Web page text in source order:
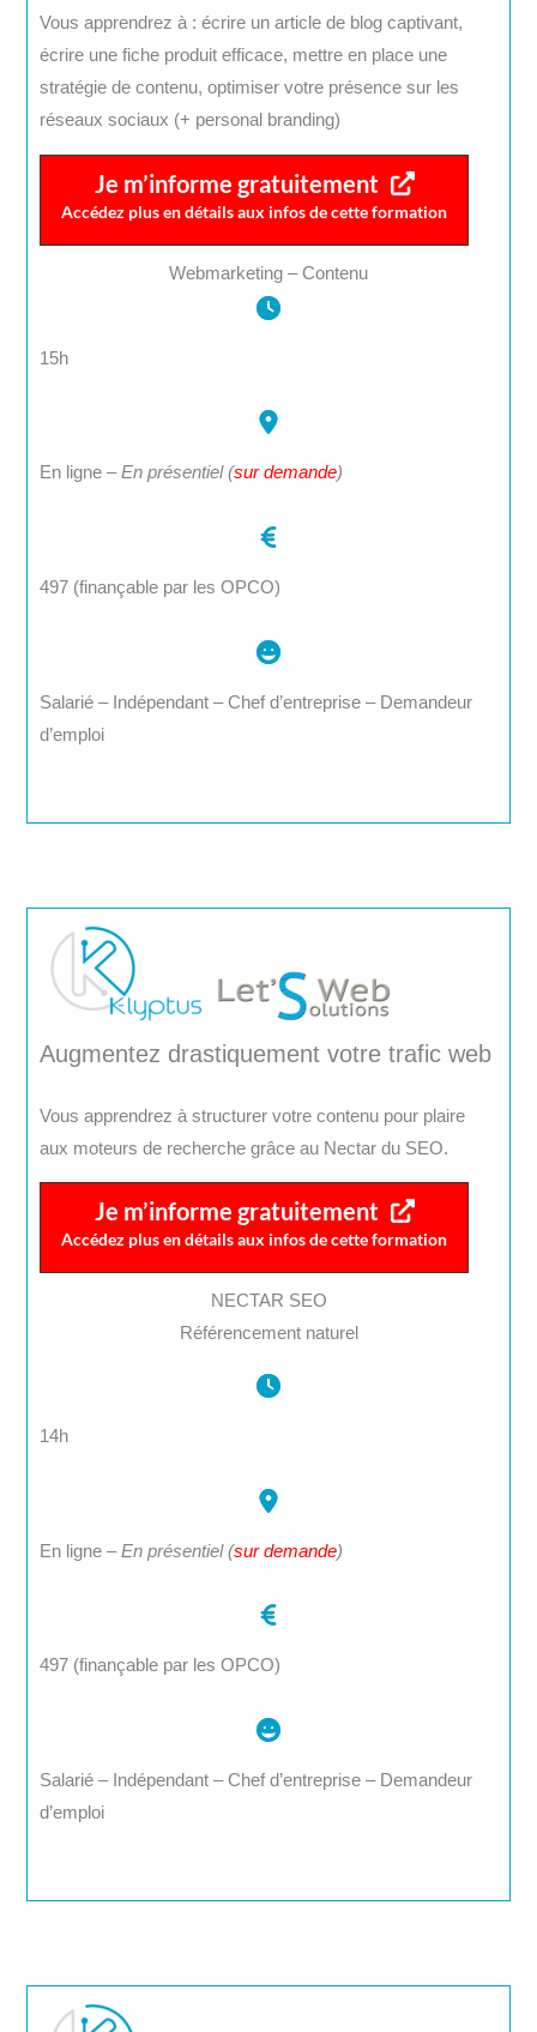
Vous apprendrez à : écrire un article de blog captivant,
écrire une fiche produit efficace, mettre en place une
stratégie de contenu, optimiser votre présence sur les
réseaux sociaux (+ personal branding)
Je m’informe gratuitement
Accédez plus en détails aux infos de cette formation
Webmarketing – Contenu
15h
En ligne –En présentiel (sur demande)
497 (finançable par les OPCO)
Salarié – Indépendant – Chef d’entreprise – Demandeur
d’emploi
Augmentez drastiquement votre trafic web
Vous apprendrez à structurer votre contenu pour plaire
aux moteurs de recherche grâce au Nectar du SEO.
Je m’informe gratuitement
Accédez plus en détails aux infos de cette formation
NECTAR SEO
Référencement naturel
14h
En ligne –En présentiel (sur demande)
497 (finançable par les OPCO)
Salarié – Indépendant – Chef d’entreprise – Demandeur
d’emploi